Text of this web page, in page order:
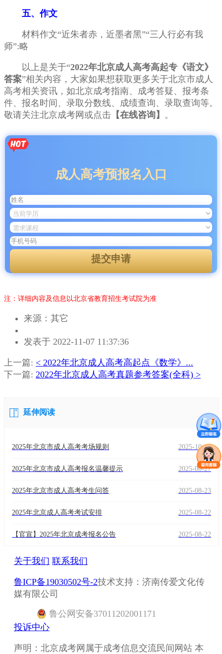
五、作文
材料作文“近朱者赤，近墨者黑”“三人行必有我
师”:略
以上是关于“2022年北京成人高考高起专《语文》
答案”相关内容，大家如果想获取更多关于北京市成人
高考相关资讯，如北京成考指南、成考答疑、报考条
件、报名时间、录取分数线、成绩查询、录取查询等。
敬请关注北京成考网或点击 【在线咨询】 。
成人高考预报名入口
提交申请
注：详细内容及信息以北京省教育招生考试院为准
来源：其它
者：
老
师
发表于 2022-11-07 11:37:36
上一篇: < 2022年北京成人高考高起点《数学》...
下一篇: 2022年北京成人高考真题参考答案(全科) >
延伸阅读
2025年北京市成人高考考场规则 2025-10-10
2025年北京市成人高考报名温馨提示 2025-08-27
2025年北京市成人高考考生问答 2025-08-23
2025年北京成人高考考试安排 2025-08-22
【官宣】2025年北京成考报名公告 2025-08-22
关于我们 联系我们
鲁ICP备19030502号-2技术支持：济南传爱文化传
媒有限公司
鲁公网安备37011202001171
投诉中心
声明：北京成考网属于成考信息交流民间网站 本